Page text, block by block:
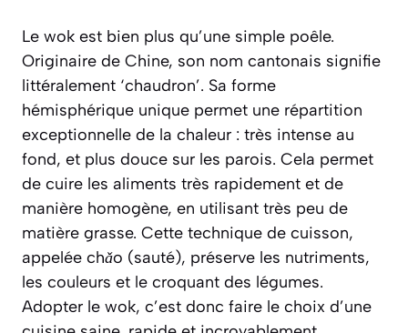
Le wok est bien plus qu’une simple poêle.
Originaire de Chine, son nom cantonais signifie
littéralement ‘chaudron’. Sa forme
hémisphérique unique permet une répartition
exceptionnelle de la chaleur : très intense au
fond, et plus douce sur les parois. Cela permet
de cuire les aliments très rapidement et de
manière homogène, en utilisant très peu de
matière grasse. Cette technique de cuisson,
appelée chǎo (sauté), préserve les nutriments,
les couleurs et le croquant des légumes.
Adopter le wok, c’est donc faire le choix d’une